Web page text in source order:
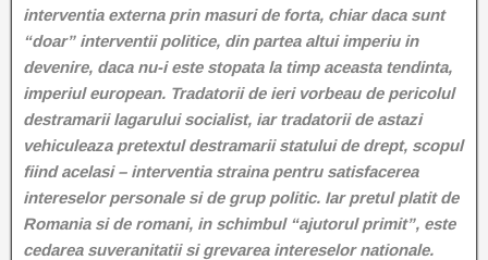
interventia externa prin masuri de forta, chiar daca sunt
“doar” interventii politice, din partea altui imperiu in
devenire, daca nu-i este stopata la timp aceasta tendinta,
imperiul european. Tradatorii de ieri vorbeau de pericolul
destramarii lagarului socialist, iar tradatorii de astazi
vehiculeaza pretextul destramarii statului de drept, scopul
fiind acelasi – interventia straina pentru satisfacerea
intereselor personale si de grup politic. Iar pretul platit de
Romania si de romani, in schimbul “ajutorul primit”, este
cedarea suveranitatii si grevarea intereselor nationale.